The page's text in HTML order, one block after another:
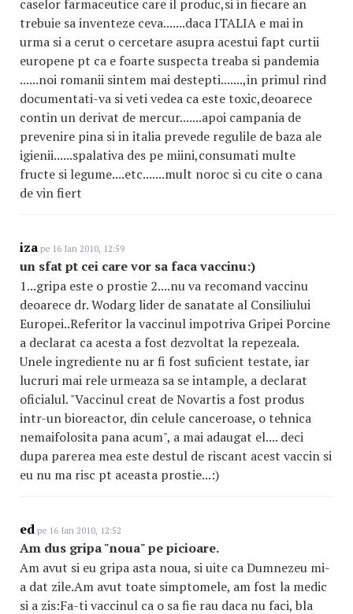
caselor farmaceutice care il produc,si in fiecare an
trebuie sa inventeze ceva.......daca ITALIA e mai in
urma si a cerut o cercetare asupra acestui fapt curtii
europene pt ca e foarte suspecta treaba si pandemia
......noi romanii sintem mai destepti.......,in primul rind
documentati-va si veti vedea ca este toxic,deoarece
contin un derivat de mercur.......apoi campania de
prevenire pina si in italia prevede regulile de baza ale
igienii......spalativa des pe miini,consumati multe
fructe si legume....etc.......mult noroc si cu cite o cana
de vin fiert
iza pe 16 Ian 2010, 12:59
un sfat pt cei care vor sa faca vaccinu:)
1...gripa este o prostie 2....nu va recomand vaccinu
deoarece dr. Wodarg lider de sanatate al Consiliului
Europei..Referitor la vaccinul impotriva Gripei Porcine
a declarat ca acesta a fost dezvoltat la repezeala.
Unele ingrediente nu ar fi fost suficient testate, iar
lucruri mai rele urmeaza sa se intample, a declarat
oficialul. "Vaccinul creat de Novartis a fost produs
intr-un bioreactor, din celule canceroase, o tehnica
nemaifolosita pana acum", a mai adaugat el.... deci
dupa parerea mea este destul de riscant acest vaccin si
eu nu ma risc pt aceasta prostie...:)
ed pe 16 Ian 2010, 12:52
Am dus gripa "noua" pe picioare.
Am avut si eu gripa asta noua, si uite ca Dumnezeu mi-
a dat zile.Am avut toate simptomele, am fost la medic
si a zis:Fa-ti vaccinul ca o sa fie rau daca nu faci, bla